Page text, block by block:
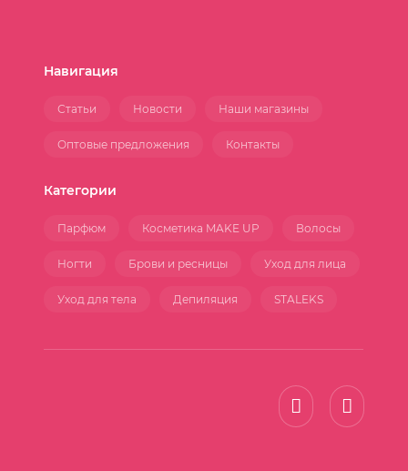
Статьи Новости Наши магазины
Оптовые предложения Контакты
Навигация
Парфюм Косметика MAKE UP Волосы
Ногти Брови и ресницы Уход для лица
Уход для тела Депиляция STALEKS
Категории